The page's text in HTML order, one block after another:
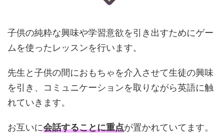
子供の純粋な興味や学習意欲を引き出すためにゲー
ムを使ったレッスンを行います。
先生と子供の間におもちゃを介入させて生徒の興味
を引き、コミュニケーションを取りながら英語に触
れていきます。
お互いに会話することに重点が置かれていてます。